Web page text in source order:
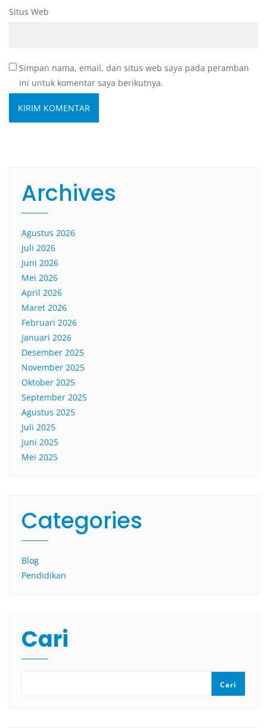
Situs Web
Simpan nama, email, dan situs web saya pada peramban
ini untuk komentar saya berikutnya.
Archives
Agustus 2026
Juli 2026
Juni 2026
Mei 2026
April 2026
Maret 2026
Februari 2026
Januari 2026
Desember 2025
November 2025
Oktober 2025
September 2025
Agustus 2025
Juli 2025
Juni 2025
Mei 2025
Categories
Blog
Pendidikan
Cari
Cari